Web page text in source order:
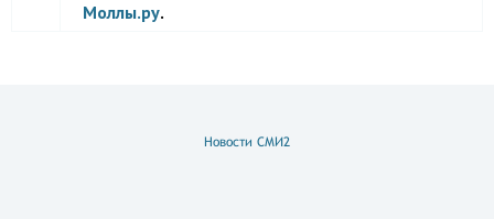
Моллы.ру.
Новости СМИ2